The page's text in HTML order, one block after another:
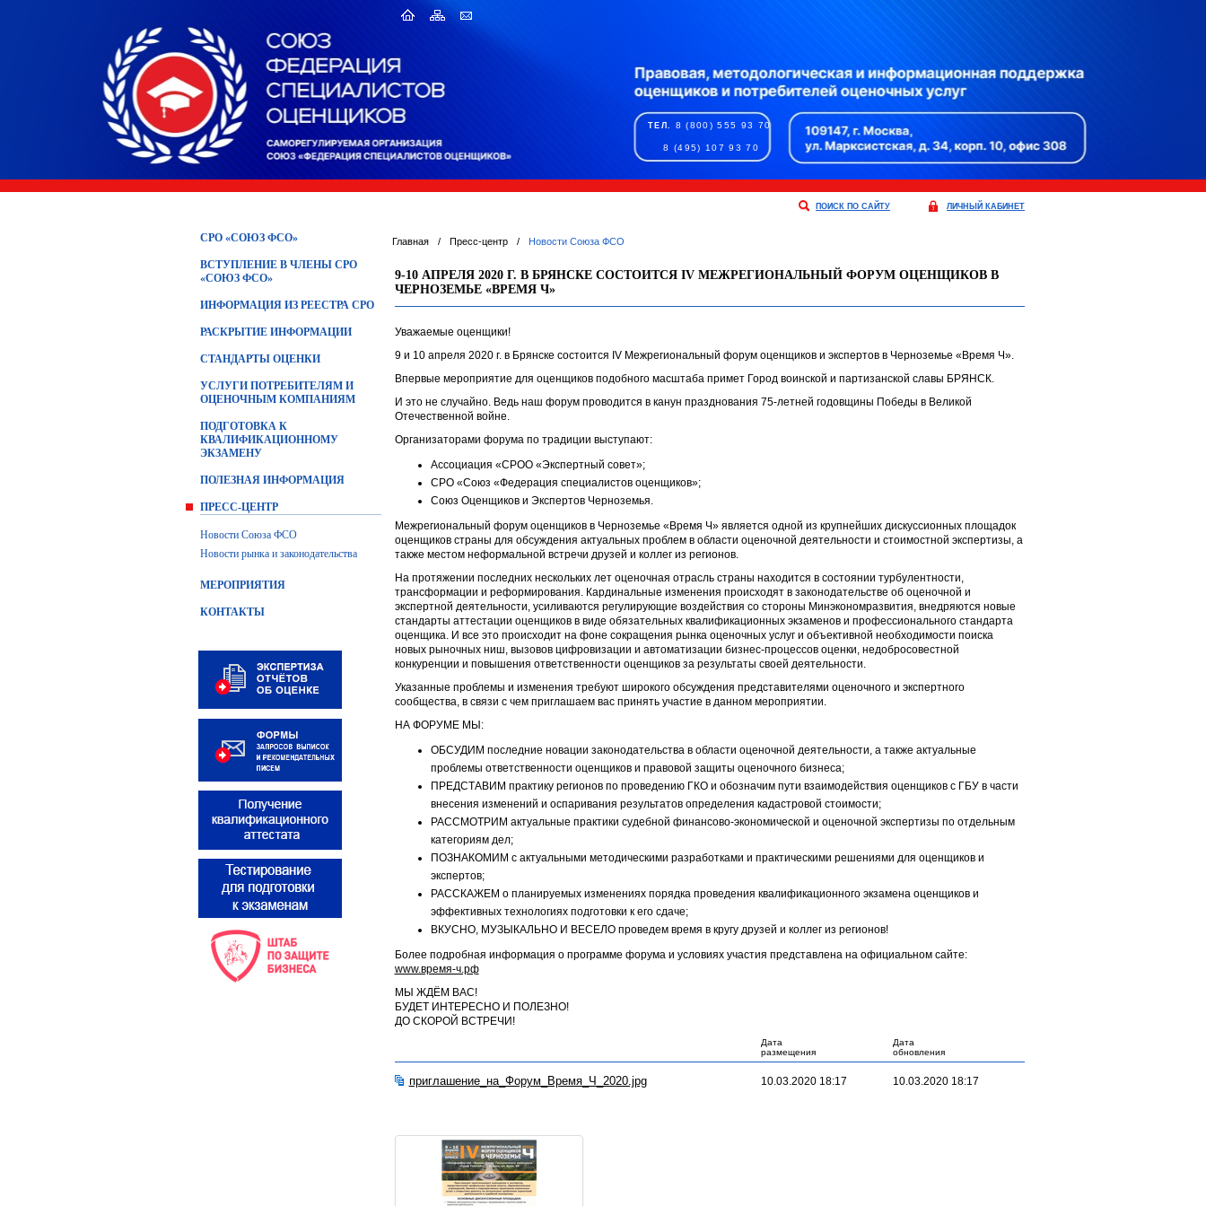
ТЕЛ. 8 (800) 555 93 70
8 (495) 107 93 70
ПОИСК ПО САЙТУ ЛИЧНЫЙ КАБИНЕТ
СРО «СОЮЗ ФСО»
ВСТУПЛЕНИЕ В ЧЛЕНЫ СРО
«СОЮЗ ФСО»
ИНФОРМАЦИЯ ИЗ РЕЕСТРА СРО
РАСКРЫТИЕ ИНФОРМАЦИИ
СТАНДАРТЫ ОЦЕНКИ
УСЛУГИ ПОТРЕБИТЕЛЯМ И
ОЦЕНОЧНЫМ КОМПАНИЯМ
ПОДГОТОВКА К
КВАЛИФИКАЦИОННОМУ
ЭКЗАМЕНУ
ПОЛЕЗНАЯ ИНФОРМАЦИЯ
ПРЕСС-ЦЕНТР
Новости Союза ФСО
Новости рынка и законодательства
МЕРОПРИЯТИЯ
КОНТАКТЫ
Главная / Пресс-центр / Новости Союза ФСО
9-10 АПРЕЛЯ 2020 Г. В БРЯНСКЕ СОСТОИТСЯ IV МЕЖРЕГИОНАЛЬНЫЙ ФОРУМ ОЦЕНЩИКОВ В
ЧЕРНОЗЕМЬЕ «ВРЕМЯ Ч»
Уважаемые оценщики!
9 и 10 апреля 2020 г. в Брянске состоится IV Межрегиональный форум оценщиков и экспертов в Черноземье «Время Ч».
Впервые мероприятие для оценщиков подобного масштаба примет Город воинской и партизанской славы БРЯНСК.
И это не случайно. Ведь наш форум проводится в канун празднования 75-летней годовщины Победы в Великой
Отечественной войне.
Организаторами форума по традиции выступают:
Ассоциация «СРОО «Экспертный совет»;
СРО «Союз «Федерация специалистов оценщиков»;
Союз Оценщиков и Экспертов Черноземья.
Межрегиональный форум оценщиков в Черноземье «Время Ч» является одной из крупнейших дискуссионных площадок
оценщиков страны для обсуждения актуальных проблем в области оценочной деятельности и стоимостной экспертизы, а
также местом неформальной встречи друзей и коллег из регионов.
На протяжении последних нескольких лет оценочная отрасль страны находится в состоянии турбулентности,
трансформации и реформирования. Кардинальные изменения происходят в законодательстве об оценочной и
экспертной деятельности, усиливаются регулирующие воздействия со стороны Минэкономразвития, внедряются новые
стандарты аттестации оценщиков в виде обязательных квалификационных экзаменов и профессионального стандарта
оценщика. И все это происходит на фоне сокращения рынка оценочных услуг и объективной необходимости поиска
новых рыночных ниш, вызовов цифровизации и автоматизации бизнес-процессов оценки, недобросовестной
конкуренции и повышения ответственности оценщиков за результаты своей деятельности.
Указанные проблемы и изменения требуют широкого обсуждения представителями оценочного и экспертного
сообщества, в связи с чем приглашаем вас принять участие в данном мероприятии.
НА ФОРУМЕ МЫ:
ОБСУДИМ последние новации законодательства в области оценочной деятельности, а также актуальные
проблемы ответственности оценщиков и правовой защиты оценочного бизнеса;
ПРЕДСТАВИМ практику регионов по проведению ГКО и обозначим пути взаимодействия оценщиков с ГБУ в части
внесения изменений и оспаривания результатов определения кадастровой стоимости;
РАССМОТРИМ актуальные практики судебной финансово-экономической и оценочной экспертизы по отдельным
категориям дел;
ПОЗНАКОМИМ с актуальными методическими разработками и практическими решениями для оценщиков и
экспертов;
РАССКАЖЕМ о планируемых изменениях порядка проведения квалификационного экзамена оценщиков и
эффективных технологиях подготовки к его сдаче;
ВКУСНО, МУЗЫКАЛЬНО И ВЕСЕЛО проведем время в кругу друзей и коллег из регионов!
Более подробная информация о программе форума и условиях участия представлена на официальном сайте:
www.время-ч.рф
МЫ ЖДЁМ ВАС!
БУДЕТ ИНТЕРЕСНО И ПОЛЕЗНО!
ДО СКОРОЙ ВСТРЕЧИ!
Дата
размещения
Дата
обновления
приглашение_на_Форум_Время_Ч_2020.jpg 10.03.2020 18:17 10.03.2020 18:17